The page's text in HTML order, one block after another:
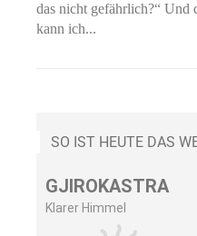
das nicht gefährlich?“ Und
kann ich...
SO IST HEUTE DAS
GJIROKASTRA
Klarer Himmel